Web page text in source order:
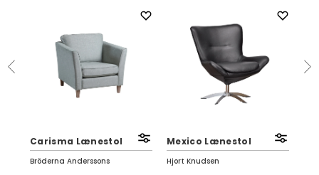
Carisma Lænestol
Bröderna Anderssons
Mexico Lænestol
Hjort Knudsen